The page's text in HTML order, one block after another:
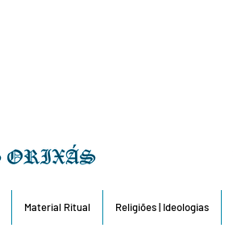
Material Ritual Religiões | Ideologias